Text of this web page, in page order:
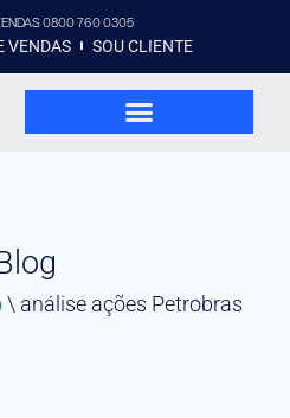
0800 760 0305
VENDAS SOU CLIENTE
\ análise ações Petrobras